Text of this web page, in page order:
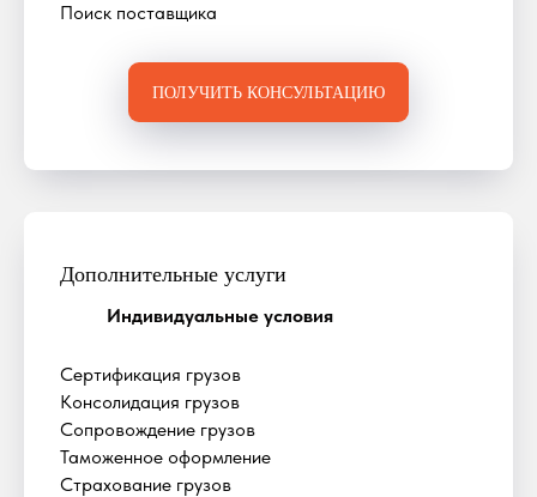
Поиск поставщика
ПОЛУЧИТЬ КОНСУЛЬТАЦИЮ
Дополнительные услуги
Индивидуальные условия
Сертификация грузов
Консолидация грузов
Сопровождение грузов
Таможенное оформление
Страхование грузов